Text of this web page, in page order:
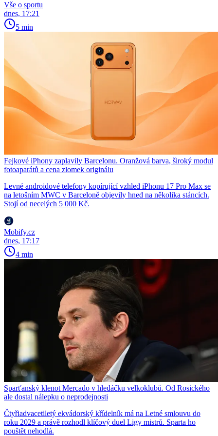
Vše o sportu
dnes, 17:21
5 min
Fejkové iPhony zaplavily Barcelonu. Oranžová barva, široký modul
fotoaparátů a cena zlomek originálu
Levné androidové telefony kopírující vzhled iPhonu 17 Pro Max se
na letošním MWC v Barceloně objevily hned na několika stáncích.
Stojí od necelých 5 000 Kč.
Mobify.cz
dnes, 17:17
4 min
Sparťanský klenot Mercado v hledáčku velkoklubů. Od Rosického
ale dostal nálepku o neprodejnosti
Čtyřiadvacetiletý ekvádorský křídelník má na Letné smlouvu do
roku 2029 a právě rozhodl klíčový duel Ligy mistrů. Sparta ho
pouštět nehodlá.